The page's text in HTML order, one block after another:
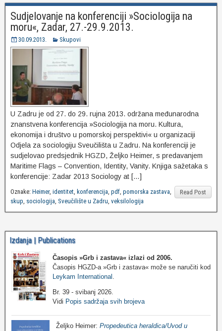
Sudjelovanje na konferenciji »Sociologija na
moru«, Zadar, 27.-29.9.2013.
30.09.2013. Skupovi
U Zadru je od 27. do 29. rujna 2013. održana međunarodna
znanstvena konferencija »Sociologija na moru. Kultura,
ekonomija i društvo u pomorskoj perspektivi« u organizaciji
Odjela za sociologiju Sveučilišta u Zadru. Na konferenciji je
sudjelovao predsjednik HGZD, Željko Heimer, s predavanjem
Maritime Flags – Convention, Identity, Vanity. Knjiga sažetaka s
konferencije: Zadar 2013 Sociology at […]
Read Post
Oznake: Heimer, identitet, konferencija, pdf, pomorska zastava,
skup, sociologija, Sveučilište u Zadru, veksilologija
Izdanja | Publications
Časopis »Grb i zastava« izlazi od 2006.
Časopis HGZD-a »Grb i zastava« može se naručiti kod
Leykam International
Br. 39 - svibanj 2026.
Vidi Popis sadržaja svih brojeva
Željko Heimer: Propedeutica heraldica/Uvod u